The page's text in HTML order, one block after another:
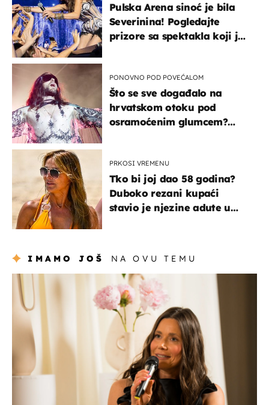
Pulska Arena sinoć je bila
Severinina! Pogledajte
prizore sa spektakla koji je
PONOVNO POD POVEĆALOM
Što se sve događalo na
hrvatskom otoku pod
osramoćenim glumcem?
PRKOSI VREMENU
Tko bi joj dao 58 godina?
Duboko rezani kupaći
stavio je njezine adute u
IMAMO JOŠ NA OVU TEMU
moda & ljepota